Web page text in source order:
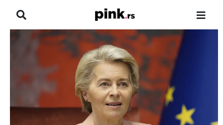
NASLOVNA
SHOWBIZ